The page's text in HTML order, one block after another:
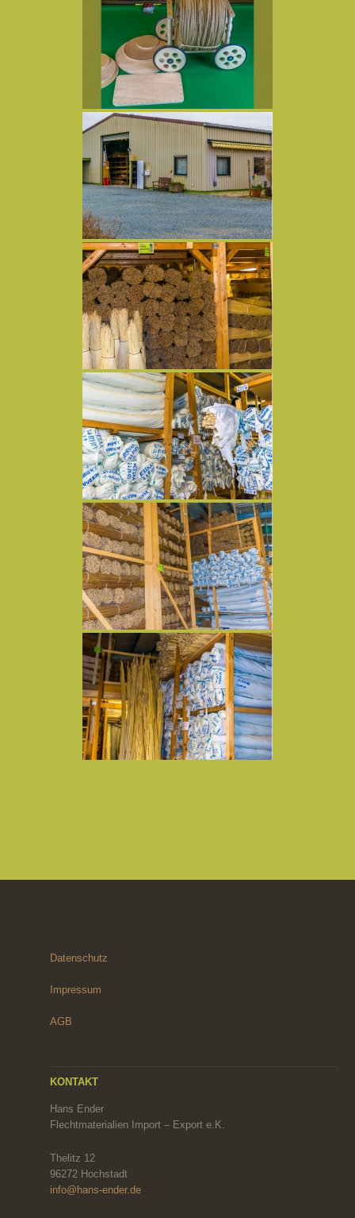
Datenschutz
Impressum
AGB
KONTAKT
Hans Ender
Flechtmaterialien Import – Export e.K.
Thelitz 12
96272 Hochstadt
info@hans-ender.de